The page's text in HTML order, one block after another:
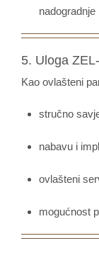
5. Uloga
Kao ovlašteni
stručno
nabavu i
ovlašteni
mogućnost